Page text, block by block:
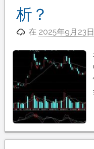
析？
在 2025年9月23日